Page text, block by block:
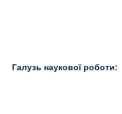
Галузь наукової роботи: